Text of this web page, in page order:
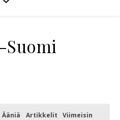
Ääniä Artikkelit
Viimeisin